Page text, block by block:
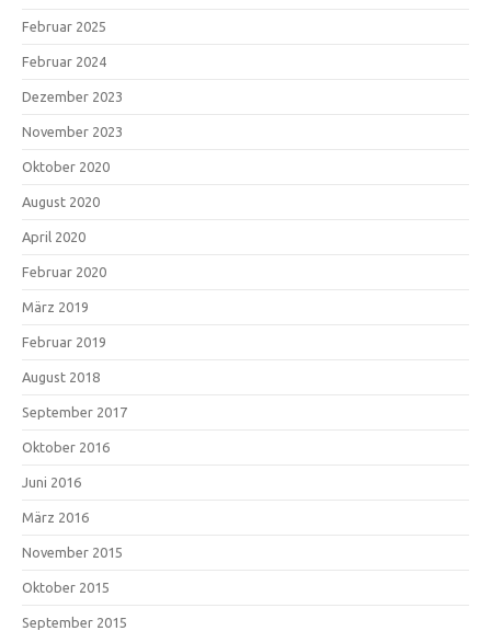
Februar 2025
Februar 2024
Dezember 2023
November 2023
Oktober 2020
August 2020
April 2020
Februar 2020
März 2019
Februar 2019
August 2018
September 2017
Oktober 2016
Juni 2016
März 2016
November 2015
Oktober 2015
September 2015